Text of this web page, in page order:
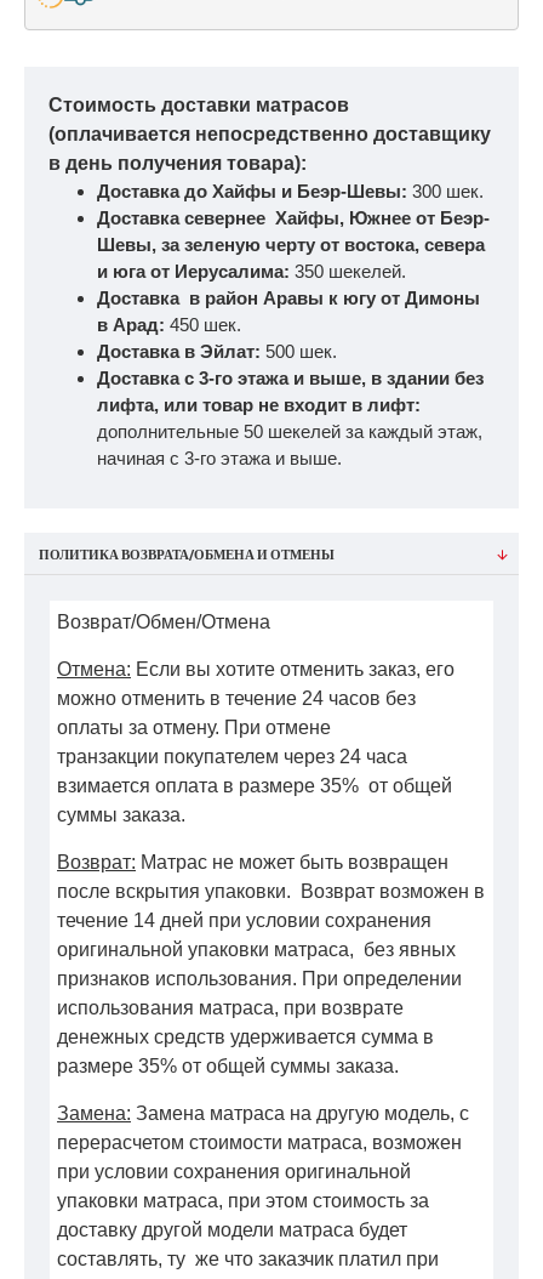
Стоимость доставки матрасов
(оплачивается непосредственно доставщику
в день получения товара):
Доставка до Хайфы и Беэр-Шевы: 300 шек.
Доставка севернее Хайфы, Южнее от Беэр-
Шевы, за зеленую черту от востока, севера
и юга от Иерусалима: 350 шекелей.
Доставка в район Аравы к югу от Димоны
в Арад: 450 шек.
Доставка в Эйлат: 500 шек.
Доставка с 3-го этажа и выше, в здании без
лифта, или товар не входит в лифт:
дополнительные 50 шекелей за каждый этаж,
начиная с 3-го этажа и выше.
ПОЛИТИКА ВОЗВРАТА/ОБМЕНА И ОТМЕНЫ
Возврат/Обмен/Отмена
Отмена: Если вы хотите отменить заказ, его
можно отменить в течение 24 часов без
оплаты за отмену. При отмене
транзакции покупателем через 24 часа
взимается оплата в размере 35% от общей
суммы заказа.
Возврат: Матрас не может быть возвращен
после вскрытия упаковки. Возврат возможен в
течение 14 дней при условии сохранения
оригинальной упаковки матраса, без явных
признаков использования. При определении
использования матраса, при возврате
денежных средств удерживается сумма в
размере 35% от общей суммы заказа.
Замена: Замена матраса на другую модель, с
перерасчетом стоимости матраса, возможен
при условии сохранения оригинальной
упаковки матраса, при этом стоимость за
доставку другой модели матраса будет
составлять, ту же что заказчик платил при